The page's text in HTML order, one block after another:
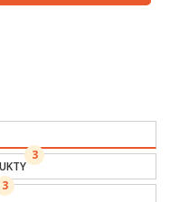
3
3